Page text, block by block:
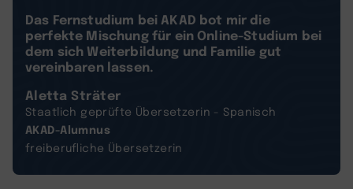
Das Fernstudium bei AKAD bot mir die
perfekte Mischung für ein Online-Studium bei
dem sich Weiterbildung und Familie gut
vereinbaren lassen.
Aletta Sträter
Staatlich geprüfte Übersetzerin - Spanisch
AKAD-Alumnus
freiberufliche Übersetzerin